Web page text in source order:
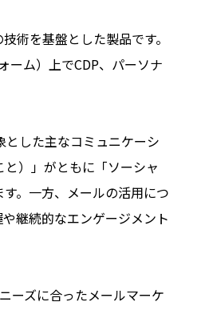
術を基盤とした製品です。
ーム）上でCDP、パーソナ
した主なコミュニケーシ
）」がともに「ソーシャ
。一方、メールの活用につ
継続的なエンゲージメント
ーズに合ったメールマーケ